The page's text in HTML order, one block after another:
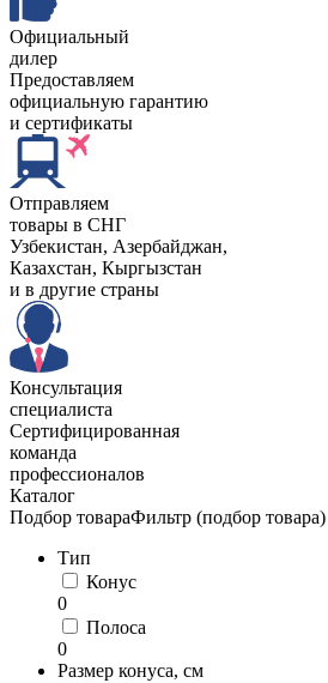
Официальный
дилер
Предоставляем
официальную гарантию
и сертификаты
Отправляем
товары в СНГ
Узбекистан, Aзербайджан,
Казахстан, Кыргызстан
и в другие страны
Консультация
специалиста
Сертифицированная
команда
профессионалов
Каталог
Подбор товараФильтр (подбор товара)
Тип
Конус
0
Полоса
0
Размер конуса, см